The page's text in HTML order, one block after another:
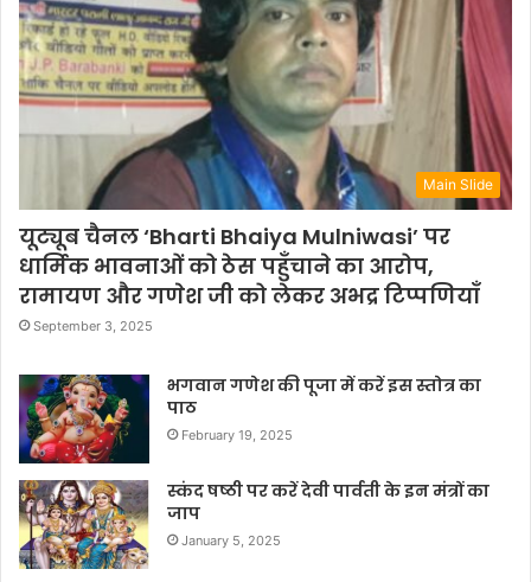
Main Slide
यूट्यूब चैनल ‘Bharti Bhaiya Mulniwasi’ पर
धार्मिक भावनाओं को ठेस पहुँचाने का आरोप,
रामायण और गणेश जी को लेकर अभद्र टिप्पणियाँ
September 3, 2025
भगवान गणेश की पूजा में करें इस स्तोत्र का
पाठ
February 19, 2025
स्कंद षष्ठी पर करें देवी पार्वती के इन मंत्रों का
जाप
January 5, 2025